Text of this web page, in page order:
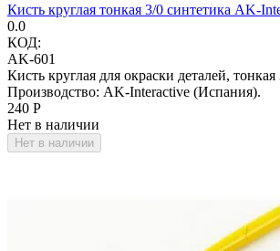
Кисть круглая тонкая 3/0 синтетика AK-
0.0
КОД:
AK-601
Кисть круглая для окраски деталей,
Производство: AK-Interactive (Испания).
‍240‍ Р
Нет в наличии
Нет в наличии